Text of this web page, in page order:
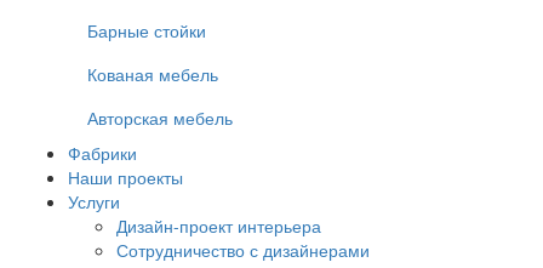
Барные стойки
Кованая мебель
Авторская мебель
Фабрики
Наши проекты
Услуги
Дизайн-проект интерьера
Сотрудничество с дизайнерами